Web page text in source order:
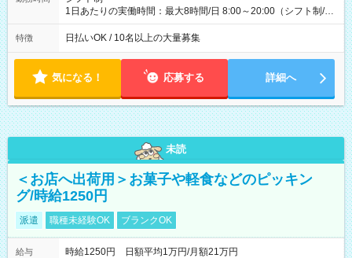
1日あたりの実働時間：最大8時間/日 8:00～20:00（シフト制/実
働8時間） ※週5日勤務（場所次第では週4も有り） ※配達状況
によって時間外での勤務可能性有り ※案件により多少の前後あ
特徴 日払いOK / 10名以上の大量募集
気になる！ 応募する 詳細へ
未読
＜お店へ出荷用＞お菓子や軽食などのピッキン
グ/時給1250円
派遣 職種未経験OK ブランクOK
給与
時給1250円 日額平均1万円/月額21万円